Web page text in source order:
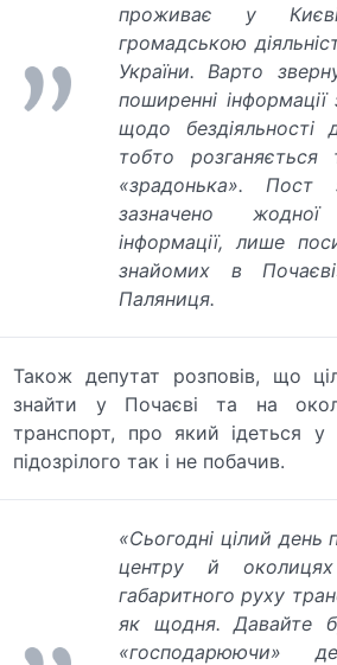
проживає у
громадською
України. Варто
поширенні
щодо бездіяльності
тобто розганяється
«зрадонька».
зазначено жодної
інформації, лише
знайомих в
Паляниця.
Також депутат розповів, що
знайти у Почаєві та на
транспорт, про який ідеться у
підозрілого так і не побачив.
«Сьогодні цілий день
центру й
габаритного руху
як щодня. Давайте
«господарюючи»